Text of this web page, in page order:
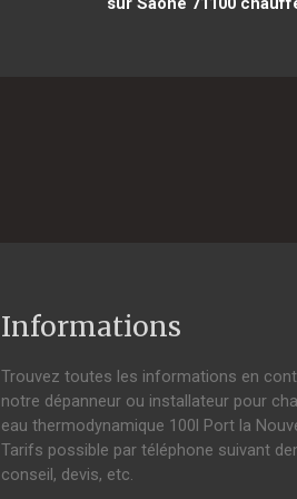
Informations
Trouvez toutes les informations en
notre dépanneur ou installateur pour
eau thermodynamique 100l Port la
Tarifs possible par téléphone suivant
conseil, devis, etc.